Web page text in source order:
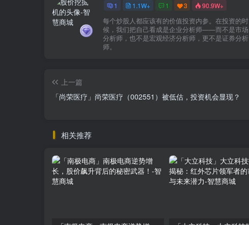
1 1.1W+ 1 3 90.9W+
每个炒股人都应该有的价值投资内参。在投资的时
候，我们把自己看成是企业分析师——而不是市场
分析师，也不是宏观经济分析师，更不是证券分析
师。
上一篇
「尚荣医疗」尚荣医疗（002551）被低估，投资机会显现？
相关推荐